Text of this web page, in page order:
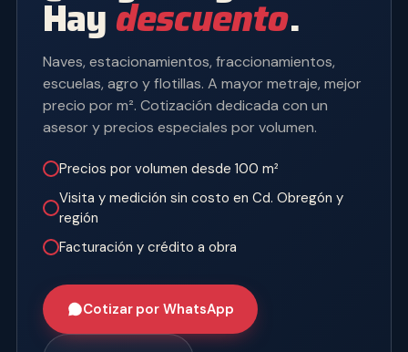
Haydescuento.
Naves, estacionamientos, fraccionamientos,
escuelas, agro y flotillas. A mayor metraje, mejor
precio por m². Cotización dedicada con un
asesor y precios especiales por volumen.
Precios por volumen desde 100 m²
Visita y medición sin costo en Cd. Obregón y
región
Facturación y crédito a obra
Cotizar por WhatsApp